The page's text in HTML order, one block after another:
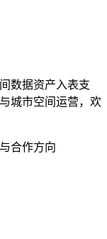
数据资产入表支
城市空间运营，欢
合作方向